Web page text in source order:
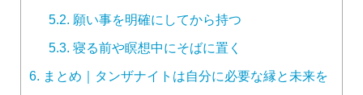
5.2. 願い事を明確にしてから持つ
5.3. 寝る前や瞑想中にそばに置く
6. まとめ｜タンザナイトは自分に必要な縁と未来を